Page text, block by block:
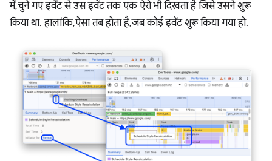
में, चुने गए इवेंट से उस इवेंट तक एक ऐरो भी दिखता है जिसे उसने शुरू
किया था. हालांकि, ऐसा तब होता है, जब कोई इवेंट शुरू किया गया हो.